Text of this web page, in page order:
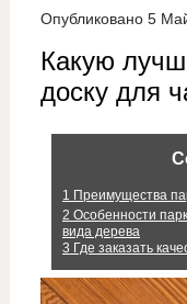
Опубликовано 5
Какую
доску для
1 Преимущества
2 Особенности
вида дерева
3 Где заказать